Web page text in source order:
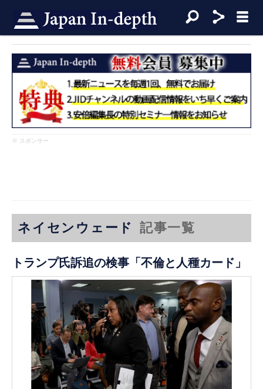
※ スポンサー
ネイセンウェード 記事一覧
トランプ氏訴追の検事「不倫と人種カード」